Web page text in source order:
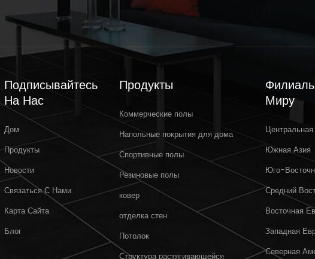
Подписывайтесь
На Нас
Дом
Продукты
Новости
Связаться С Нами
Карта Сайта
Блог
Продукты
Коммерческие полы
Напольные покрытия для дома
Спортивные полы
Резиновые полы
ковер
отделка стен
Потолок
Миру
Южная Азия
Юго-
Средний
Восточная
Западная
Северная
Mar 31,2025
Добро пожаловать на выставку
Crocus Expo IEC, Москва, Россия,